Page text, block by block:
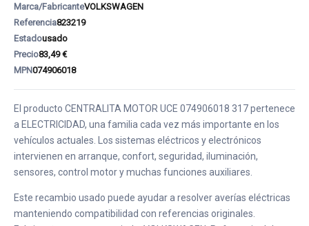
Marca/FabricanteVOLKSWAGEN
Referencia823219
Estadousado
Precio83,49 €
MPN074906018
El producto CENTRALITA MOTOR UCE 074906018 317 pertenece
a ELECTRICIDAD, una familia cada vez más importante en los
vehículos actuales. Los sistemas eléctricos y electrónicos
intervienen en arranque, confort, seguridad, iluminación,
sensores, control motor y muchas funciones auxiliares.
Este recambio usado puede ayudar a resolver averías eléctricas
manteniendo compatibilidad con referencias originales.